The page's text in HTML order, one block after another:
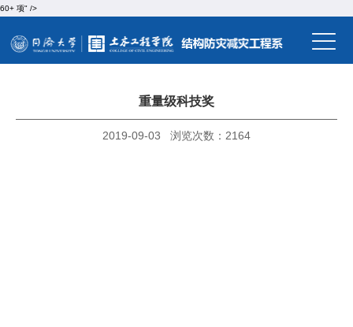
60+ 项" />
重量级科技奖
2019-09-03 浏览次数： 2164